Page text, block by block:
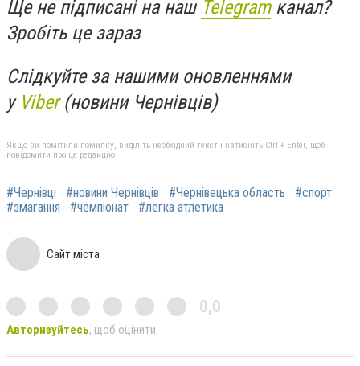
Ще не підписані на наш Telegramканал?
Зробіть це зараз
Слідкуйте за нашими оновленнями
у Viber(новини Чернівців)
Якщо ви помітили помилку, виділіть необхідний текст і натисніть Ctrl + Enter, щоб
повідомити про це редакцію
#Чернівці #новини Чернівців #Чернівецька область
#спорт
#змагання
#чемпіонат #легка атлетика
Сайт міста
0,0
Авторизуйтесь, щоб оцінити